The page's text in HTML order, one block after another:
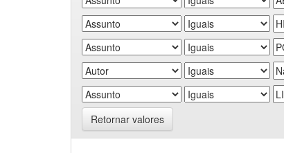
Retornar valores